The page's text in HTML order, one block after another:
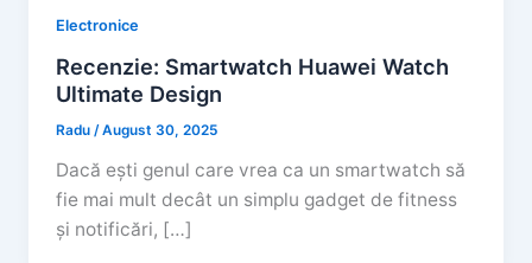
Electronice
Recenzie: Smartwatch Huawei Watch
Ultimate Design
Radu/August 30, 2025
Dacă ești genul care vrea ca un smartwatch să
fie mai mult decât un simplu gadget de fitness
și notificări, […]